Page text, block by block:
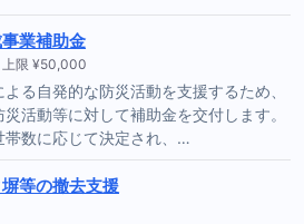
業補助金
上限 ¥50,000
る自発的な防災活動を支援するため、
活動等に対して補助金を交付します。
帯数に応じて決定され、…
等の撤去支援